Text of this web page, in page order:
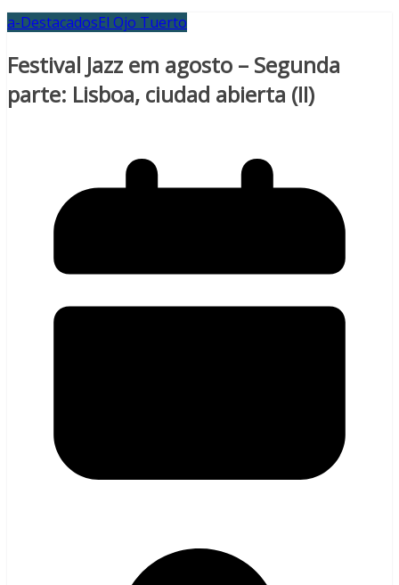
a-DestacadosEl Ojo Tuerto
Festival Jazz em agosto – Segunda
parte: Lisboa, ciudad abierta (II)